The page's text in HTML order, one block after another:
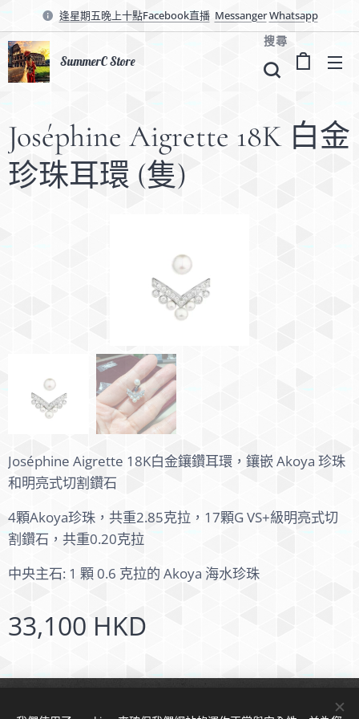
逢星期五晚上十點Facebook直播 MessangerWhatsapp
SummerC Store
搜尋
Joséphine Aigrette 18K 白金
珍珠耳環 (隻)
Joséphine Aigrette 18K白金鑲鑽耳環，鑲嵌 Akoya 珍珠
和明亮式切割鑽石
4顆Akoya珍珠，共重2.85克拉，17顆G VS+級明亮式切
割鑽石，共重0.20克拉
中央主石: 1 顆 0.6 克拉的 Akoya 海水珍珠
33,100 HKD